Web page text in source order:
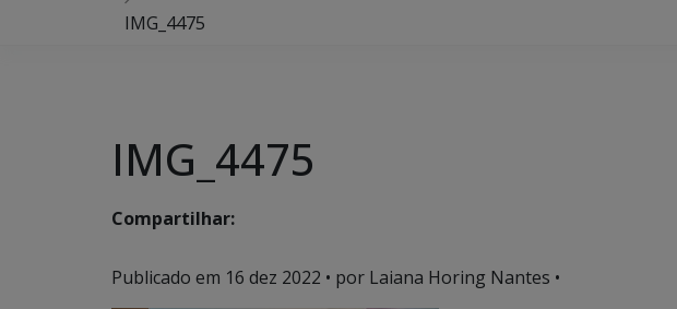
IMG_4475
IMG_4475
Compartilhar:
Publicado em 16 dez 2022 • por Laiana Horing Nantes •